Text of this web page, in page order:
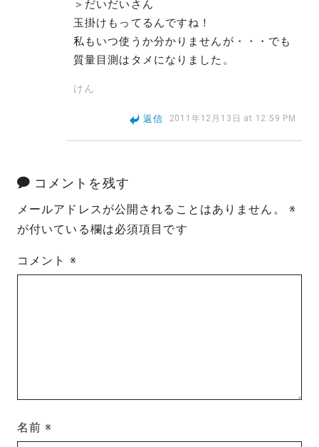
＞だいだいさん
玉掛けもってるんですね！
私もいつ使うか分かりませんが・・・でも
質量目測はタメになりました。
けん
返信 2011年12月13日 at 12:59 PM
コメントを残す
メールアドレスが公開されることはありません。
※
が付いている欄は必須項目です
コメント ※
名前※